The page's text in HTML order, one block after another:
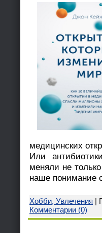
медицинских
Или
меняли не
наше понимание
Хобби, Увлечения |
Комментарии (0)